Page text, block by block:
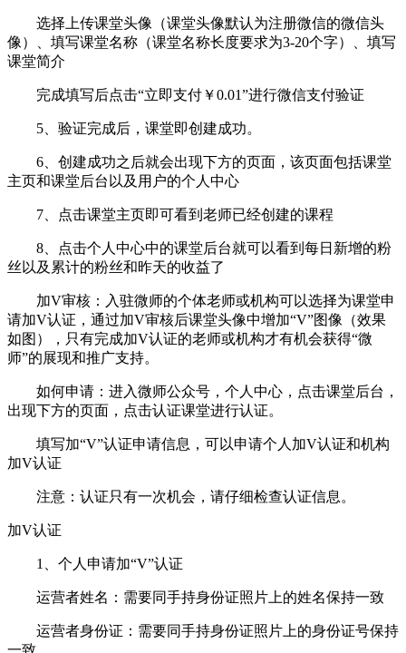
选择上传课堂头像（课堂头像默认为注册微信的微信头
像）、填写课堂名称（课堂名称长度要求为3-20个字）、填写
课堂简介
完成填写后点击“立即支付￥0.01”进行微信支付验证
5、验证完成后，课堂即创建成功。
6、创建成功之后就会出现下方的页面，该页面包括课堂
主页和课堂后台以及用户的个人中心
7、点击课堂主页即可看到老师已经创建的课程
8、点击个人中心中的课堂后台就可以看到每日新增的粉
丝以及累计的粉丝和昨天的收益了
加V审核：入驻微师的个体老师或机构可以选择为课堂申
请加V认证，通过加V审核后课堂头像中增加“V”图像（效果
如图），只有完成加V认证的老师或机构才有机会获得“微
师”的展现和推广支持。
如何申请：进入微师公众号，个人中心，点击课堂后台，
出现下方的页面，点击认证课堂进行认证。
填写加“V”认证申请信息，可以申请个人加V认证和机构
加V认证
注意：认证只有一次机会，请仔细检查认证信息。
加V认证
1、个人申请加“V”认证
运营者姓名：需要同手持身份证照片上的姓名保持一致
运营者身份证：需要同手持身份证照片上的身份证号保持
一致